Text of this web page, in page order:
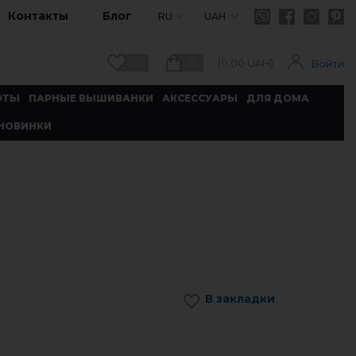
Контакты Блог RU UAH
(0.00 UAH) Войти
ПАРНЫЕ ВЫШИВАНКИ АКСЕССУАРЫ ДЛЯ ДОМА
В закладки